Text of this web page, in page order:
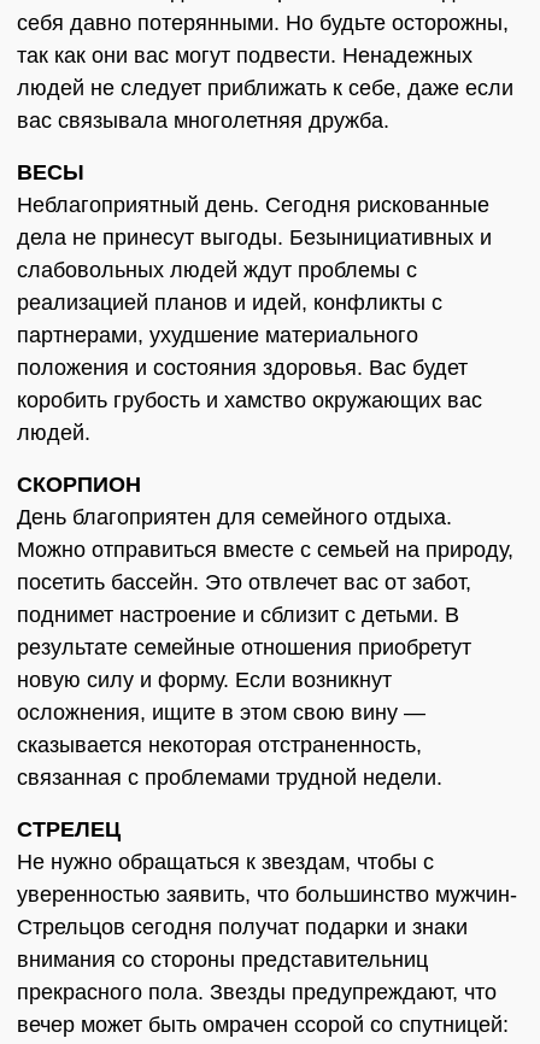
себя давно потерянными. Но будьте осторожны,
так как они вас могут подвести. Ненадежных
людей не следует приближать к себе, даже если
вас связывала многолетняя дружба.
ВЕСЫ
Неблагоприятный день. Сегодня рискованные
дела не принесут выгоды. Безынициативных и
слабовольных людей ждут проблемы с
реализацией планов и идей, конфликты с
партнерами, ухудшение материального
положения и состояния здоровья. Вас будет
коробить грубость и хамство окружающих вас
людей.
СКОРПИОН
День благоприятен для семейного отдыха.
Можно отправиться вместе с семьей на природу,
посетить бассейн. Это отвлечет вас от забот,
поднимет настроение и сблизит с детьми. В
результате семейные отношения приобретут
новую силу и форму. Если возникнут
осложнения, ищите в этом свою вину —
сказывается некоторая отстраненность,
связанная с проблемами трудной недели.
СТРЕЛЕЦ
Не нужно обращаться к звездам, чтобы с
уверенностью заявить, что большинство мужчин-
Стрельцов сегодня получат подарки и знаки
внимания со стороны представительниц
прекрасного пола. Звезды предупреждают, что
вечер может быть омрачен ссорой со спутницей: